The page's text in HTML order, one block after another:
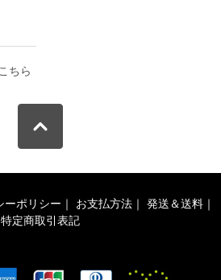
ちら
ーポリシー ｜ お支払方法 ｜ 発送＆送料 ｜
特定商取引表記